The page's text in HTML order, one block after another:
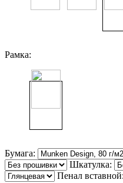
Рамка:
Бумага:
Шкатулка:
Пенал вставной: